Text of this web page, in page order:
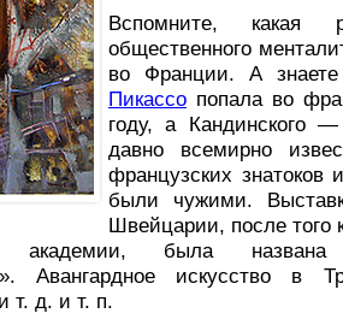
Вспомните, какая
общественного
во Франции. А
Пикассо попала во
году, а Кандинского
давно всемирно
французских знатоков
были чужими.
Швейцарии, после того
академии, была
Авангардное искусство в
т. д. и т. п.